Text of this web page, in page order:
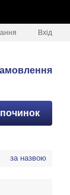
Вхід
за назвою